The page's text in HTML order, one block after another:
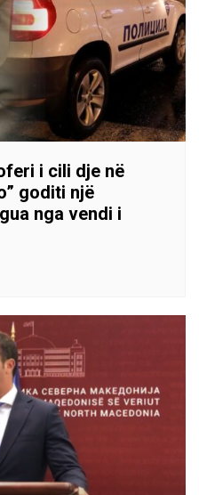
i cili dje në
goditi një
nga vendi i